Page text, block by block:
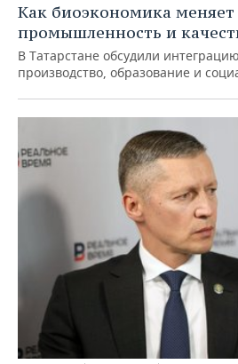
Как биоэкономика меняет
промышленность и
В Татарстане обсудили
производство, образование и